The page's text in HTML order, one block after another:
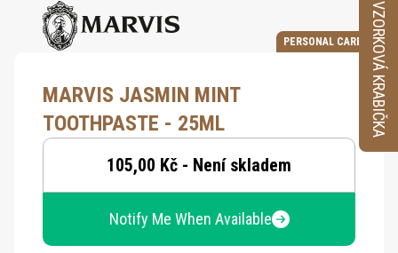
PERSONAL CARE
MARVIS JASMIN MINT
TOOTHPASTE - 25ML
105,00 Kč - Není skladem
Notify Me When Available
VZORKOVÁ KRABIČKA